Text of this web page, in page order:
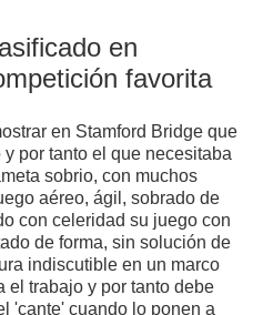
en
favorita
en Stamford Bridge que
por tanto el que necesitaba
sobrio, con muchos
aéreo, ágil, sobrado de
con celeridad su juego con
de forma, sin solución de
indiscutible en un marco
el trabajo y por tanto debe
'cante' cuando lo ponen a